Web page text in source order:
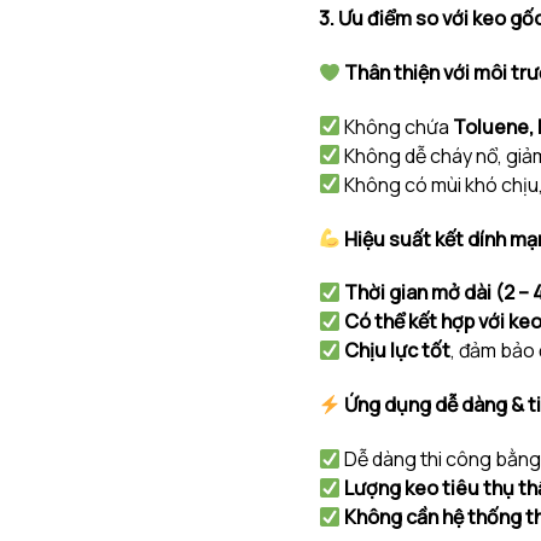
3. Ưu điểm so với keo
Thân thiện với môi
Không chứa Toluene,
Không dễ cháy nổ,
Không có mùi khó
Hiệu suất kết dính
Thời gian mở dài (2 –
Có thể kết hợp với
Chịu lực tốt, đảm
Ứng dụng dễ dàng &
Dễ dàng thi công
Lượng keo tiêu thụ
Không cần hệ thống